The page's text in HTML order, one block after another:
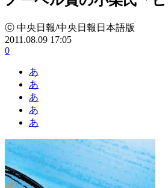
ⓒ 中央日報/中央日報日本語版
2011.08.09 17:05
0
あ
あ
あ
あ
あ